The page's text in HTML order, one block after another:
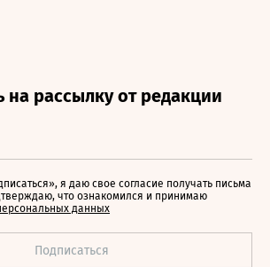
я даю свое согласие получать письма
что ознакомился и принимаю
данных